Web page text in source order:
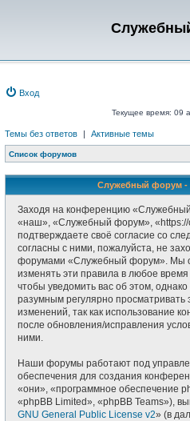
Вход
Текущее время: 09
Темы без ответов | Активные темы
Список форумов
Служебный форум -
Заходя на конференцию
«наш», «Служебный форум», «https://
подтверждаете своё согласие со
согласны с ними, пожалуйста, не
форумами «Служебный форум». Мы
изменять эти правила в любое
чтобы уведомить вас об этом,
разумным регулярно просматривать
изменений, так как использование
после обновления/исправления
ними.
Наши форумы работают под
обеспечения для создания
«они», «программное обеспечение
«phpBB Limited», «phpBB Teams»),
GNU General Public License v2» (в